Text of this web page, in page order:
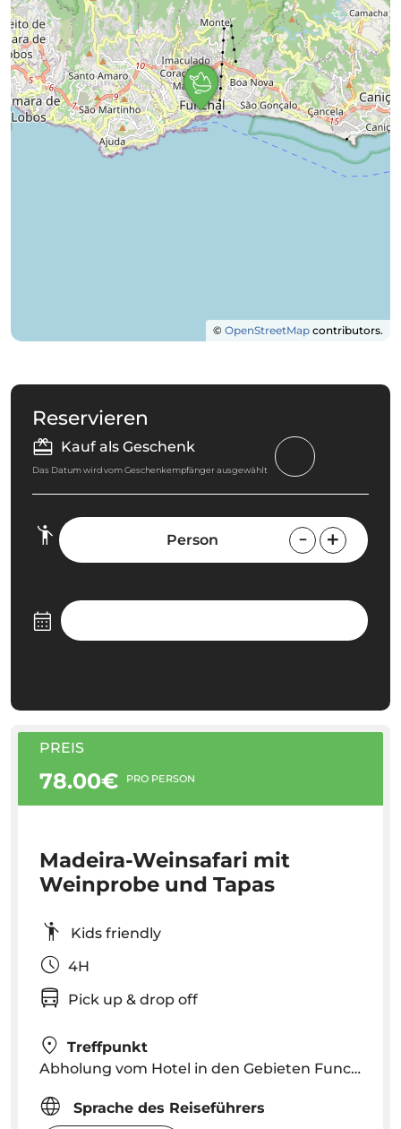
© OpenStreetMap contributors.
Reservieren
Kauf als Geschenk
Das Datum wird vom Geschenkempfänger ausgewählt
Person
PREIS
78.00€ PRO PERSON
Madeira-Weinsafari mit
Weinprobe und Tapas
Kids friendly
4H
Pick up & drop off
Treffpunkt
Abholung vom Hotel in den Gebieten Funchal und Caniço
Sprache des Reiseführers